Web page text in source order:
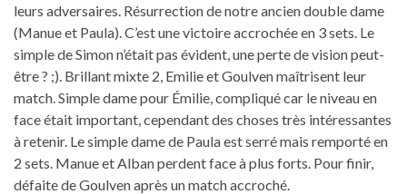
leurs adversaires. Résurrection de notre ancien double dame
(Manue et Paula). C’est une victoire accrochée en 3 sets. Le
simple de Simon n’était pas évident, une perte de vision peut-
être ? ;). Brillant mixte 2, Emilie et Goulven maîtrisent leur
match. Simple dame pour Émilie, compliqué car le niveau en
face était important, cependant des choses très intéressantes
à retenir. Le simple dame de Paula est serré mais remporté en
2 sets. Manue et Alban perdent face à plus forts. Pour finir,
défaite de Goulven après un match accroché.